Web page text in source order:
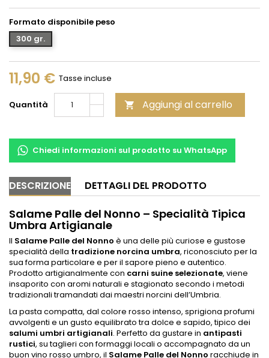
Formato disponibile peso
300 gr.
11,90 € Tasse incluse
Quantità  Aggiungi al carrello
Chiedi informazioni sul prodotto su WhatsApp
DESCRIZIONE DETTAGLI DEL PRODOTTO
Salame Palle del Nonno – Specialità Tipica
Umbra Artigianale
Il Salame Palle del Nonno è una delle più curiose e gustose
specialità della tradizione norcina umbra, riconosciuto per la
sua forma particolare e per il sapore pieno e autentico.
Prodotto artigianalmente con carni suine selezionate, viene
insaporito con aromi naturali e stagionato secondo i metodi
tradizionali tramandati dai maestri norcini dell’Umbria.
La pasta compatta, dal colore rosso intenso, sprigiona profumi
avvolgenti e un gusto equilibrato tra dolce e sapido, tipico dei
salumi umbri artigianali. Perfetto da gustare in antipasti
rustici, su taglieri con formaggi locali o accompagnato da un
buon vino rosso umbro, il Salame Palle del Nonno racchiude in